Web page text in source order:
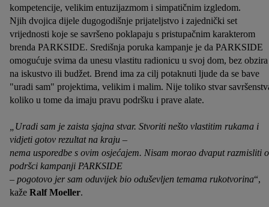
kompetencije, velikim entuzijazmom i simpatičnim izgledom.
Njih dvojica dijele dugogodišnje prijateljstvo i zajednički set
vrijednosti koje se savršeno poklapaju s pristupačnim karakterom
brenda PARKSIDE. Središnja poruka kampanje je da PARKSIDE
omogućuje svima da unesu vlastitu radionicu u svoj dom, bez obzira
na iskustvo ili budžet. Brend ima za cilj potaknuti ljude da se bave
"uradi sam" projektima, velikim i malim. Nije toliko stvar
koliko u tome da imaju pravu podršku i prave alate.
„Uradi sam je zaista sjajna stvar. Stvoriti nešto vlastitim rukama i
vidjeti gotov rezultat na kraju –
nema usporedbe s ovim osjećajem. Nisam morao dvaput razmisliti o
podršci kampanji PARKSIDE
– pogotovo jer sam oduvijek bio oduševljen temama rukotvorina“,
kaže Ralf Moeller.